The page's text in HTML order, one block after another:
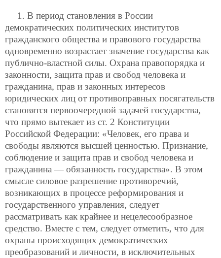
1. В период становления в России
демократических политических институтов
гражданского общества и правового государства
одновременно возрастает значение государства как
публично-властной силы. Охрана правопорядка и
законности, защита прав и свобод человека и
гражданина, прав и законных интересов
юридических лиц от противоправных посягательств
становятся первоочередной задачей государства,
что прямо вытекает из ст. 2 Конституции
Российской Федерации: «Человек, его права и
свободы являются высшей ценностью. Признание,
соблюдение и защита прав и свобод человека и
гражданина — обязанность государства». В этом
смысле силовое разрешение противоречий,
возникающих в процессе реформирования и
государственного управления, следует
рассматривать как крайнее и нецелесообразное
средство. Вместе с тем, следует отметить, что для
охраны происходящих демократических
преобразований и личности, в исключительных